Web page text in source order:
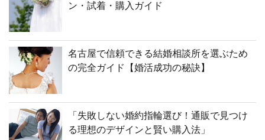
ン・試着・購入ガイド
名古屋で信頼できる結婚相談所を選ぶため
の完全ガイド【婚活成功の秘訣】
「失敗しない婚約指輪選び！通販で見つけ
る理想のデザインと賢い購入法」